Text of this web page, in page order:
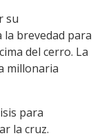
su
la brevedad para
del cerro. La
millonaria
para
la cruz.